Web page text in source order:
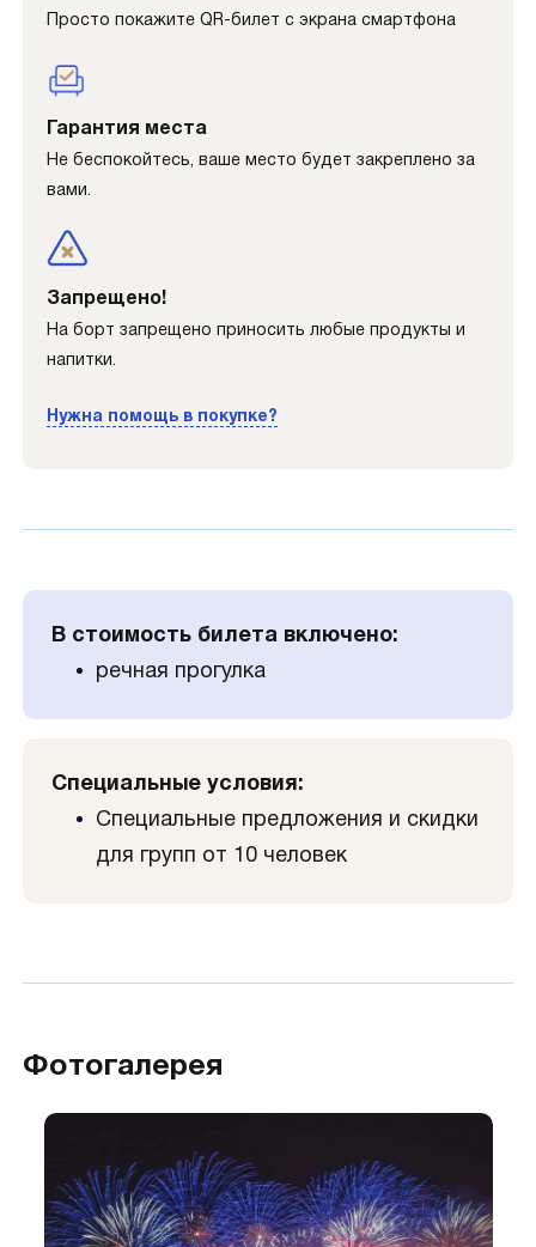
Просто покажите QR-билет с экрана смартфона
Гарантия места
Не беспокойтесь, ваше место будет закреплено за
вами.
Запрещено!
На борт запрещено приносить любые продукты и
напитки.
Нужна помощь в покупке?
В стоимость билета включено:
речная прогулка
Специальные условия:
Специальные предложения и скидки
для групп от 10 человек
Фотогалерея